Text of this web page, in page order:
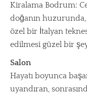
Kiralama Bodrum:
doğanın
özel bir İtalyan
edilmesi güzel bir
Salon
Hayatı boyunca
uyandıran,